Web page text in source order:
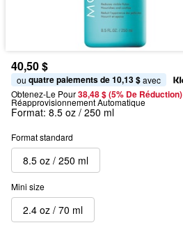
40,50 $
ou quatre paiements de 10,13 $ avec
Obtenez-Le Pour38,48 $ (5% De Réduction)
Réapprovisionnement Automatique
Format: 8.5 oz / 250 ml
Format standard
8.5 oz / 250 ml
Mini size
2.4 oz / 70 ml